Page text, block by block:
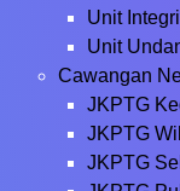
Unit
Unit
Cawangan
JKPTG
JKPTG
JKPTG